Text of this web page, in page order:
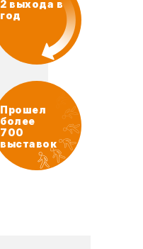
2 выхода в
год
Прошел
более
700
выставок